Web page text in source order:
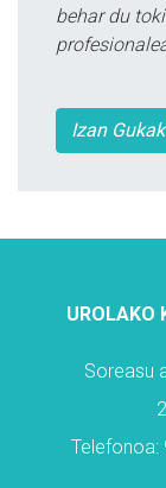
behar du
Izan
UROLAKO
Soreasu
Telefonoa: